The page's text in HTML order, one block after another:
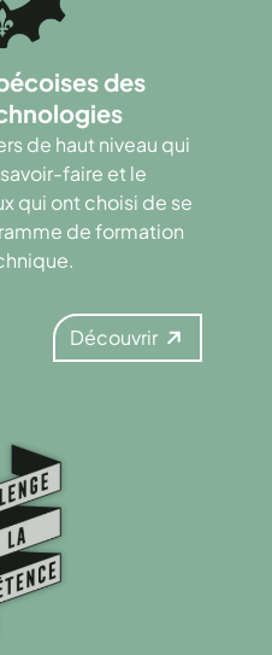
des
de haut niveau qui
faire et le
qui ont choisi de se
de formation
Découvrir